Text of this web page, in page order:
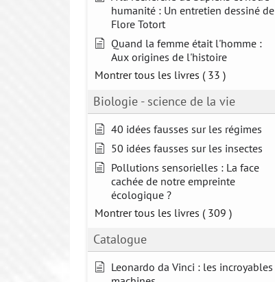
humanité : Un entretien dessiné de
Flore Totort
Quand la femme était l'homme :
Aux origines de l'histoire
Montrer tous les livres ( 33 )
Biologie - science de la vie
40 idées fausses sur les régimes
50 idées fausses sur les insectes
Pollutions sensorielles : La face
cachée de notre empreinte
écologique ?
Montrer tous les livres ( 309 )
Catalogue
Leonardo da Vinci : les incroyables